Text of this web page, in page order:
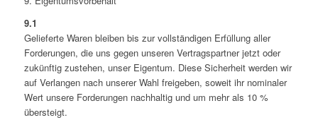
9.1
Gelieferte Waren bleiben bis zur vollständigen Erfüllung aller
Forderungen, die uns gegen unseren Vertragspartner jetzt oder
zukünftig zustehen, unser Eigentum. Diese Sicherheit werden wir
auf Verlangen nach unserer Wahl freigeben, soweit ihr nominaler
Wert unsere Forderungen nachhaltig und um mehr als 10 %
übersteigt.